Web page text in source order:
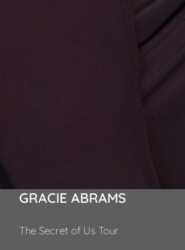
GRACIE ABRAMS
The Secret of Us Tour